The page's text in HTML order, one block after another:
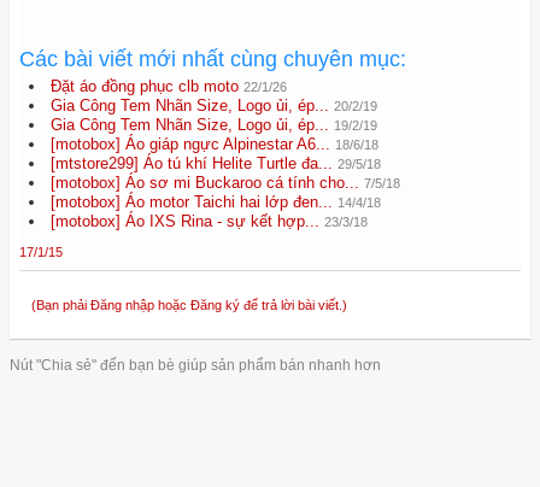
Các bài viết mới nhất cùng chuyên mục:
Đặt áo đồng phục clb moto 22/1/26
Gia Công Tem Nhãn Size, Logo ủi, ép... 20/2/19
Gia Công Tem Nhãn Size, Logo ủi, ép... 19/2/19
[motobox] Áo giáp ngực Alpinestar A6... 18/6/18
[mtstore299] Áo tú khí Helite Turtle đa... 29/5/18
[motobox] Áo sơ mi Buckaroo cá tính cho... 7/5/18
[motobox] Áo motor Taichi hai lớp đen... 14/4/18
[motobox] Áo IXS Rina - sự kết hợp... 23/3/18
17/1/15
(Bạn phải Đăng nhập hoặc Đăng ký để trả lời bài viết.)
Nút "Chia sẻ" đến bạn bè giúp sản phẩm bán nhanh hơn